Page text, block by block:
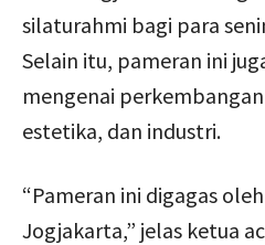
silaturahmi bagi para
Selain itu, pameran ini
mengenai
estetika, dan industri.
“Pameran ini digagas
Jogjakarta,” jelas ketua